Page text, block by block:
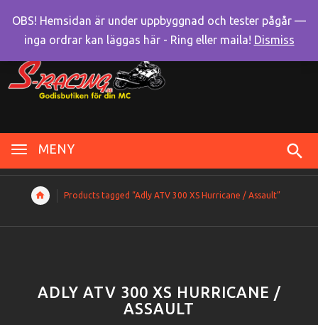
MENY
Products tagged “Adly ATV 300 XS Hurricane / Assault”
ADLY ATV 300 XS HURRICANE /
ASSAULT
OBS! Hemsidan är under uppbyggnad och tester pågår —
inga ordrar kan läggas här - Ring eller maila! Dismiss